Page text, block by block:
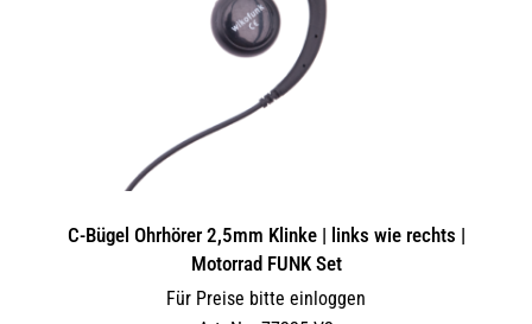
C-Bügel Ohrhörer 2,5mm Klinke | links wie rechts |
Motorrad FUNK Set
Für Preise bitte einloggen